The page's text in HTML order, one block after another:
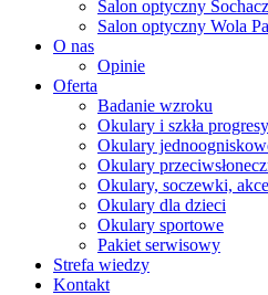
Salon optyczny
Salon optyczny Wola
O nas
Opinie
Oferta
Badanie wzroku
Okulary i szkła
Okulary
Okulary
Okulary, soczewki,
Okulary dla dzieci
Okulary sportowe
Pakiet serwisowy
Strefa wiedzy
Kontakt